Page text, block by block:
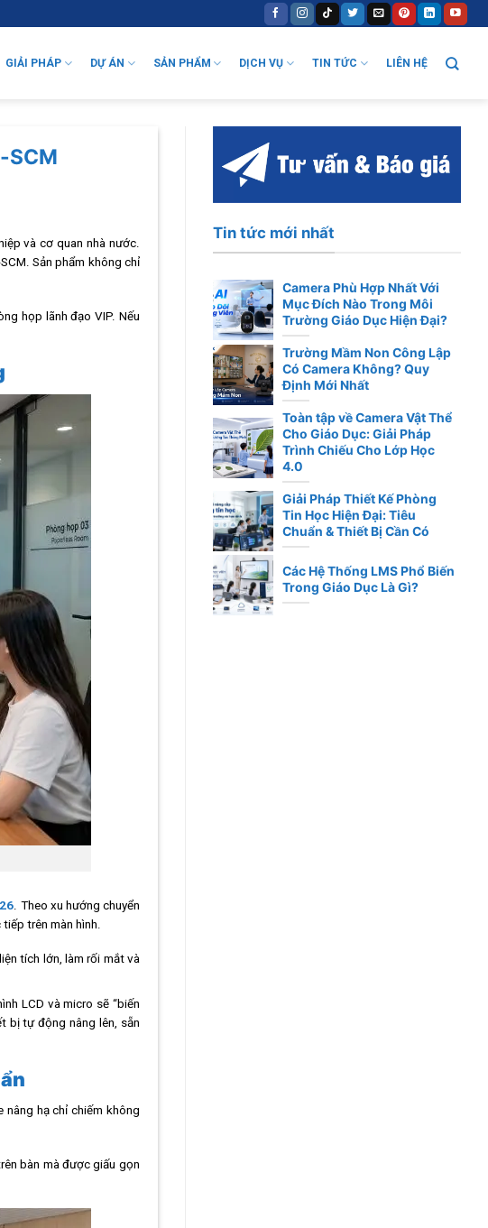
GIẢI PHÁP DỰ ÁN SẢN PHẨM DỊCH VỤ TIN TỨC LIÊN HỆ
SCM
và cơ quan nhà nước.
Sản phẩm không chỉ
họp lãnh đạo VIP. Nếu
. Theo xu hướng chuyển
trên màn hình.
tích lớn, làm rối mắt và
LCD và micro sẽ “biến
bị tự động nâng lên, sẵn
hạ chỉ chiếm không
bàn mà được giấu gọn
Tin tức mới nhất
Camera Phù Hợp Nhất Với
Mục Đích Nào Trong Môi
Trường Giáo Dục Hiện Đại?
Trường Mầm Non Công Lập
Có Camera Không? Quy
Định Mới Nhất
Toàn tập về Camera Vật Thể
Cho Giáo Dục: Giải Pháp
Trình Chiếu Cho Lớp Học
4.0
Giải Pháp Thiết Kế Phòng
Tin Học Hiện Đại: Tiêu
Chuẩn & Thiết Bị Cần Có
Các Hệ Thống LMS Phổ Biến
Trong Giáo Dục Là Gì?